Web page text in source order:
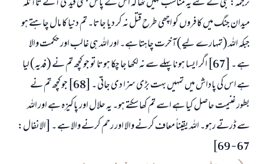
میدان جنگ میں کافروں کو اچھی طرح قتل نہ کر دیا جاتا۔ تم دنیا کا مال چاہتے ہو
جبکہ اللہ (تمہارے لیے) آخرت چاہتا ہے۔ اور اللہ ہی غالب اور حکمت والا
ہے ۔ [67] اگر ایسا ہونا پہلے سے نہ لکھا جا چکا ہوتا تو جو کچھ تم نے (فدیہ) لیا
ہے اس کی پاداش میں تمہیں بہت بڑی سزا دی جاتی ۔ [68] جو کچھ تم نے
بطور غنیمت حاصل کیا ہے اسے تم کھا سکتے ہو۔ یہ حلال اور پاکیزہ ہے اور اللہ
سے ڈرتے رہو۔ اللہ یقیناً معاف کرنے والا اور رحم کرنے والا ہے ۔ [الانفال:
67 - 69]